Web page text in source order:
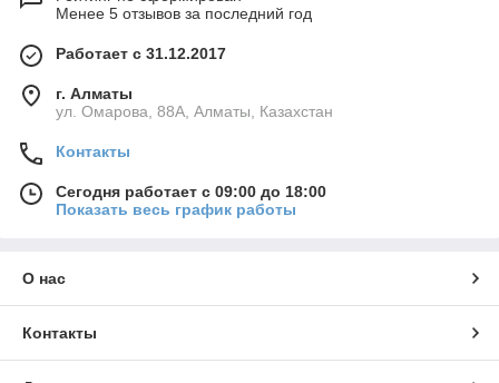
Менее 5 отзывов за последний год
Работает с 31.12.2017
г. Алматы
ул. Омарова, 88А, Алматы, Казахстан
Контакты
Сегодня работает с 09:00 до 18:00
Показать весь график работы
О нас
Контакты